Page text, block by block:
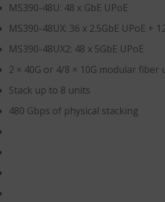
MS390-48U: 48 x GbE UPoE
MS390-48UX: 36 x 2.5GbE UPoE +
MS390-48UX2: 48 x 5GbE UPoE
2 × 40G or 4/8 × 10G modular fiber
Stack up to 8 units
480 Gbps of physical stacking